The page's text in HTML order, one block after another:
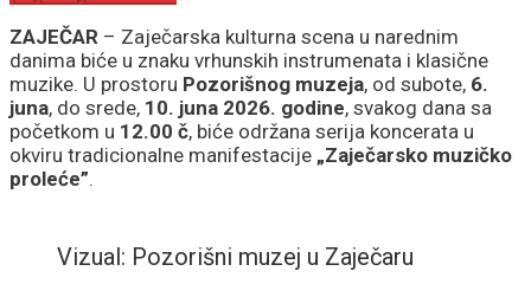
ZAJEČAR – Zaječarska kulturna scena u narednim
danima biće u znaku vrhunskih instrumenata i klasične
muzike. U prostoru Pozorišnog muzeja, od subote, 6.
juna, do srede, 10. juna 2026. godine, svakog dana sa
početkom u 12.00 č, biće održana serija koncerata u
okviru tradicionalne manifestacije „Zaječarsko muzičko
proleće”.
Vizual: Pozorišni muzej u Zaječaru